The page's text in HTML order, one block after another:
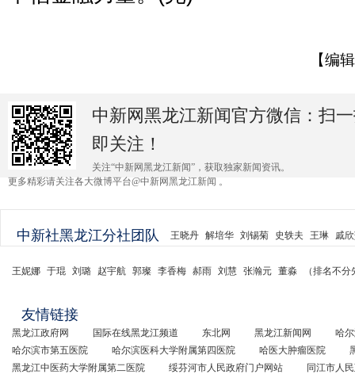
【编
中新网黑龙江新闻官方微信：扫
即关注！
关注“中新网黑龙江新闻”，获取独家新闻资讯。
更多精彩请关注各大微博平台@中新网黑龙江新闻 。
中新社黑龙江分社团队 王晓丹 解培华 刘锡菊 史轶夫 王琳 戚
王妮娜 于琨 刘璐 赵宇航 郭璨 李香梅 郝雨 刘慧 张瀚元 董淼 （排名不
友情链接
黑龙江政府网 国际在线黑龙江频道 东北网 黑龙江新闻网
哈
哈尔滨市第五医院
哈尔滨医科大学附属第四医院 哈医大肿瘤医院
黑龙江中医药大学附属第二医院
绥芬河市人民政府门户网站
同江市人